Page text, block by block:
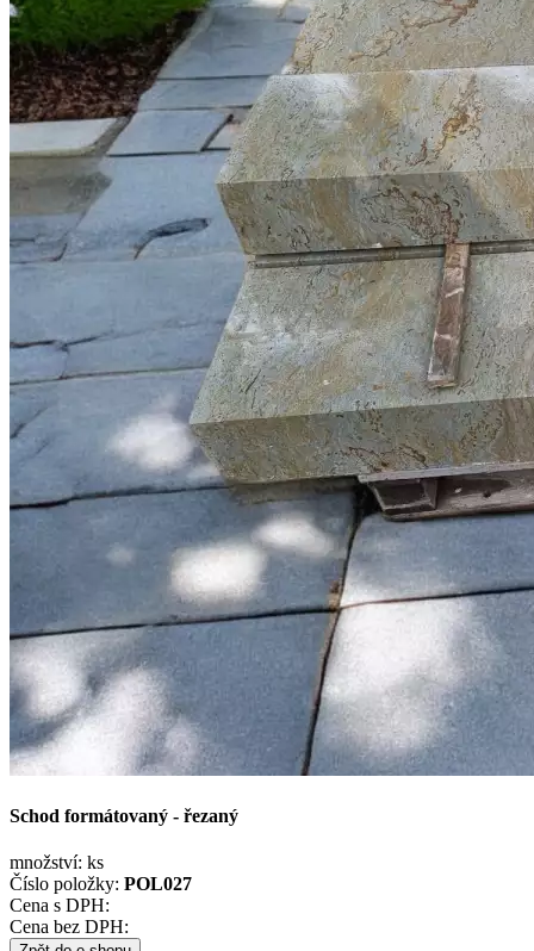
Schod formátovaný - řezaný
množství: ks
Číslo položky: POL027
Cena s DPH:
Cena bez DPH: